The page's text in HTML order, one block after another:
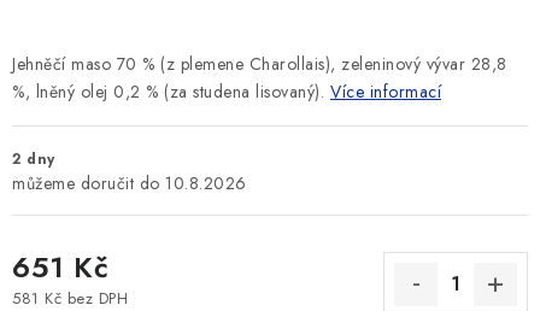
Jehněčí maso 70 % (z plemene Charollais), zeleninový vývar 28,8
%, lněný olej 0,2 % (za studena lisovaný). Více informací
2 dny
10.8.2026
651 Kč
581 Kč bez DPH